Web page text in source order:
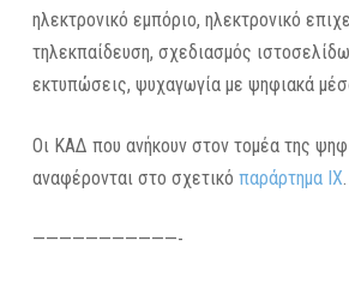
ηλεκτρονικό εμπόριο, ηλεκτρονικό
τηλεκπαίδευση, σχεδιασμός
εκτυπώσεις, ψυχαγωγία με ψηφιακά
Οι ΚΑΔ που ανήκουν στον τομέα της
αναφέρονται στο σχετικό παράρτημα ΙΧ.
———————————-